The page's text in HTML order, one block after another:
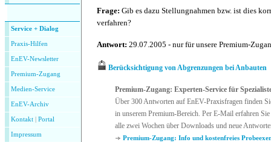
Service + Dialog
Praxis-Hilfen
EnEV-Newsletter
Premium-Zugang
Medien-Service
EnEV-Archiv
Kontakt Portal
Impressum
Frage: Gib es dazu Stellungnahmen bzw. ist dies
verfahren?
Antwort: 29.07.2005 - nur für unsere Premium-
Berücksichtigung von Abgrenzungen bei Anbauten
Premium-Zugang: Experten-Service für
Über 300 Antworten auf EnEV-Praxisfragen finden
in unserem Premium-Bereich. Per E-Mail erfahren Sie
alle zwei Wochen über Downloads und neue
Premium-Zugang: Info und kostenfreies